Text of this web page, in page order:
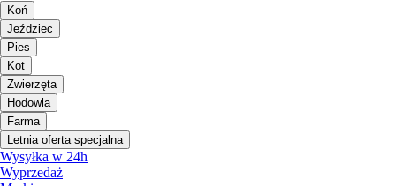
Koń
Jeździec
Pies
Kot
Zwierzęta
Hodowla
Farma
Letnia oferta specjalna
Wysyłka w 24h
Wyprzedaż